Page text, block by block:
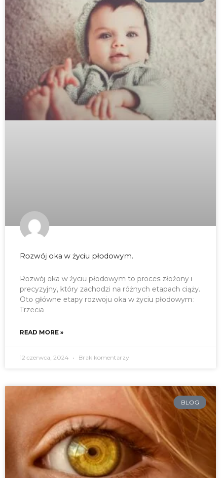
Rozwój oka w życiu płodowym.
Rozwój oka w życiu płodowym to proces złożony i
precyzyjny, który zachodzi na różnych etapach ciąży.
Oto główne etapy rozwoju oka w życiu płodowym:
Trzecia
READ MORE »
12 czerwca, 2024 Brak komentarzy
BLOG